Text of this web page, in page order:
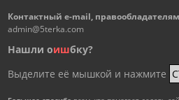
Контактный e-mail,
admin@5terka.com
Нашли оишбку?
Выделите её мышкой и нажмите